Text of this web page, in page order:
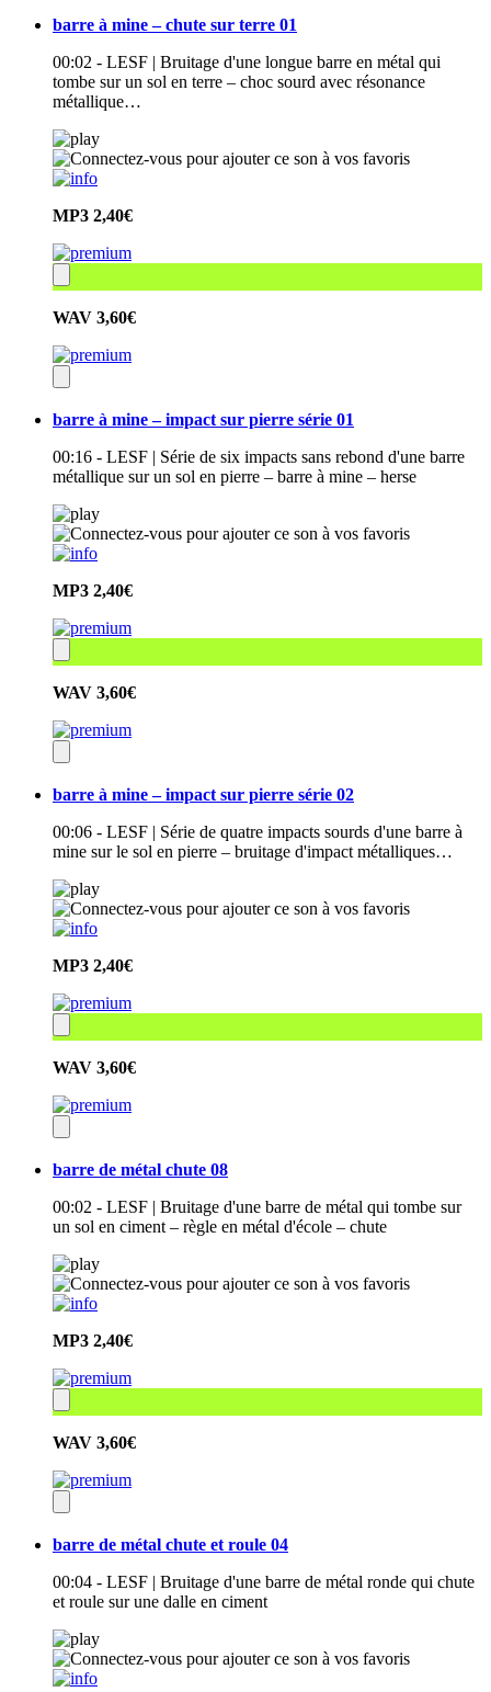
barre à mine – chute sur terre 01
00:02 - LESF | Bruitage d'une longue barre en métal qui
tombe sur un sol en terre – choc sourd avec résonance
métallique…
MP3 2,40€
WAV 3,60€
barre à mine – impact sur pierre série 01
00:16 - LESF | Série de six impacts sans rebond d'une barre
métallique sur un sol en pierre – barre à mine – herse
MP3 2,40€
WAV 3,60€
barre à mine – impact sur pierre série 02
00:06 - LESF | Série de quatre impacts sourds d'une barre à
mine sur le sol en pierre – bruitage d'impact métalliques…
MP3 2,40€
WAV 3,60€
barre de métal chute 08
00:02 - LESF | Bruitage d'une barre de métal qui tombe sur
un sol en ciment – règle en métal d'école – chute
MP3 2,40€
WAV 3,60€
barre de métal chute et roule 04
00:04 - LESF | Bruitage d'une barre de métal ronde qui chute
et roule sur une dalle en ciment